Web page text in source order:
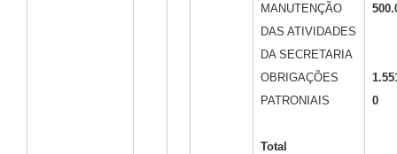
MANUTENÇÃO
DAS ATIVIDADES
DA SECRETARIA
OBRIGAÇÕES
PATRONIAIS
Total
0